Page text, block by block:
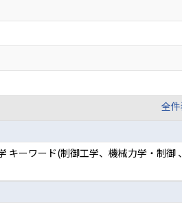
全件
キーワード(制御工学、機械力学・制御